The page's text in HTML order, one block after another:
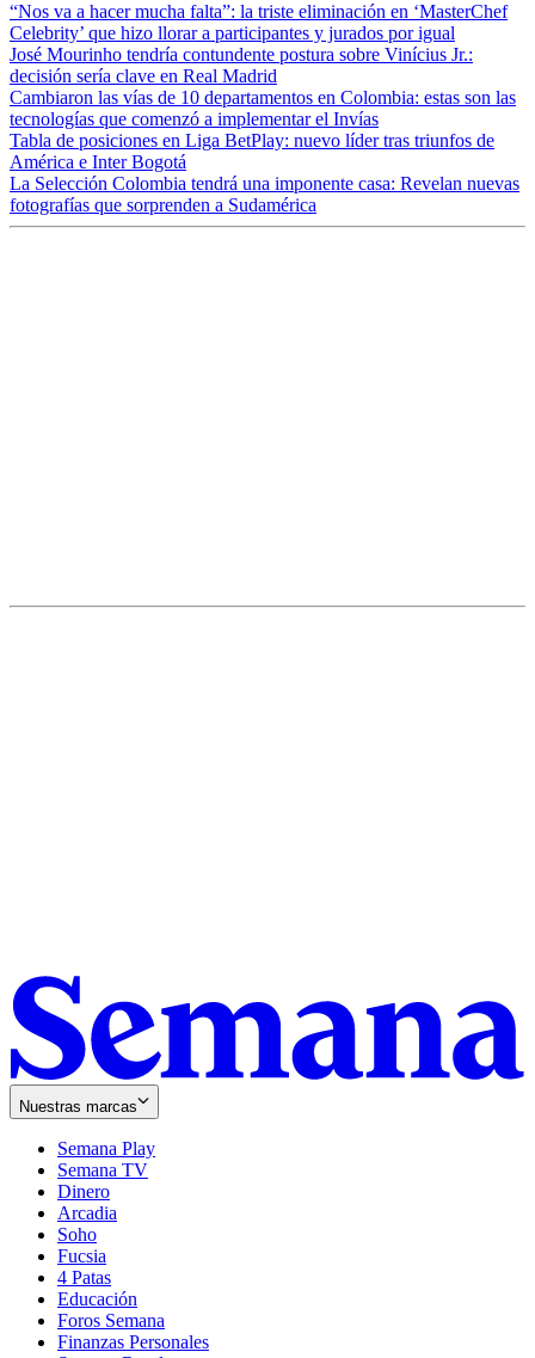
“Nos va a hacer mucha falta”: la triste eliminación en ‘MasterChef
Celebrity’ que hizo llorar a participantes y jurados por igual
José Mourinho tendría contundente postura sobre Vinícius Jr.:
decisión sería clave en Real Madrid
Cambiaron las vías de 10 departamentos en Colombia: estas son las
tecnologías que comenzó a implementar el Invías
Tabla de posiciones en Liga BetPlay: nuevo líder tras triunfos de
América e Inter Bogotá
La Selección Colombia tendrá una imponente casa: Revelan nuevas
fotografías que sorprenden a Sudamérica
Nuestras marcas
Semana Play
Semana TV
Dinero
Arcadia
Soho
in
new
window
Fucsia
in
new
window
4 Patas
Educación
Foros Semana
Finanzas Personales